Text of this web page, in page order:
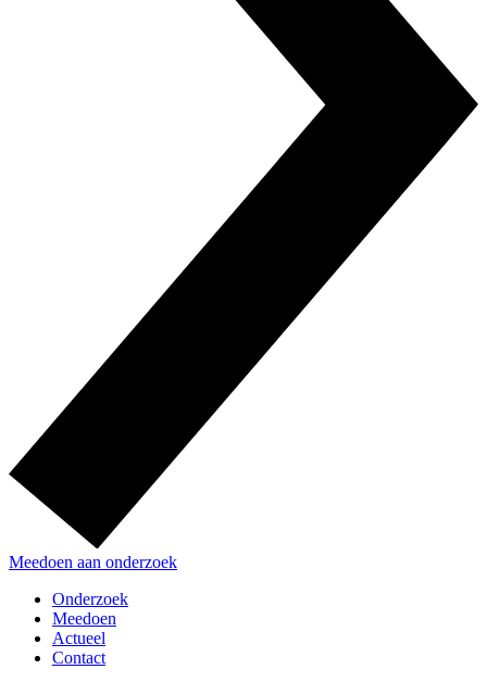
Meedoen aan onderzoek
Onderzoek
Meedoen
Actueel
Contact